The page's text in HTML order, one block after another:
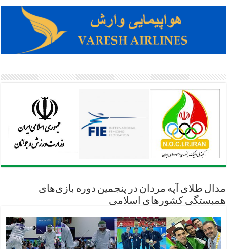
مدال طلای آپه مردان در پنجمین دوره بازی‌های
همبستگی کشورهای اسلامی